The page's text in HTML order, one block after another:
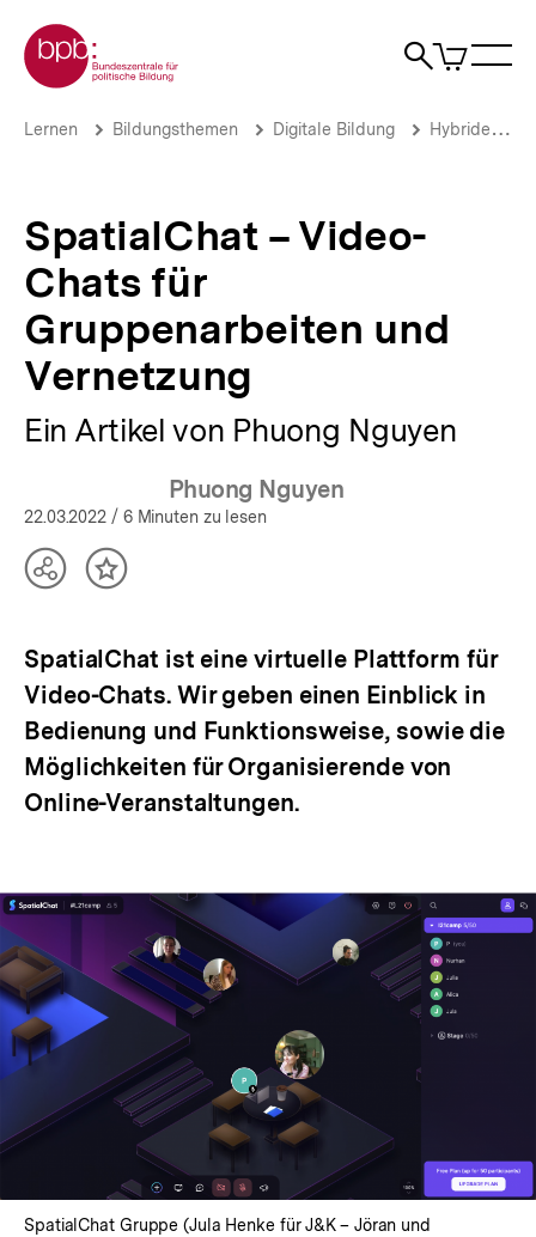
zum
Seiteninhalt
springen
Zur Startseite der bpb
Suche
Artikel
im
SpatialChat
Gruppenarbeiten
und
Vernetzung
Hybride
Veranstaltungen
Brotkrümelnavigation
Pfadnavigation
Lernen Bildungsthemen Digitale Bildung Hybride Veranstaltungen
SpatialChat – Video-
Chats für
Gruppenarbeiten und
Vernetzung
Ein Artikel von Phuong Nguyen
Phuong Nguyen
22.03.2022 / 6 Minuten zu lesen
TeilenInhalt
SpatialChat ist eine virtuelle Plattform für
Video-Chats. Wir geben einen Einblick in
Bedienung und Funktionsweise, sowie die
Möglichkeiten für Organisierende von
Online-Veranstaltungen.
SpatialChat Gruppe (Jula Henke für J&K – Jöran und